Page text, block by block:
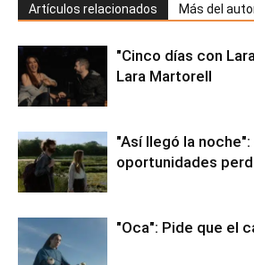
Artículos relacionados Más del
"Cinco días con
Lara Martorell
"Así llegó la
oportunidades
"Oca": Pide que el